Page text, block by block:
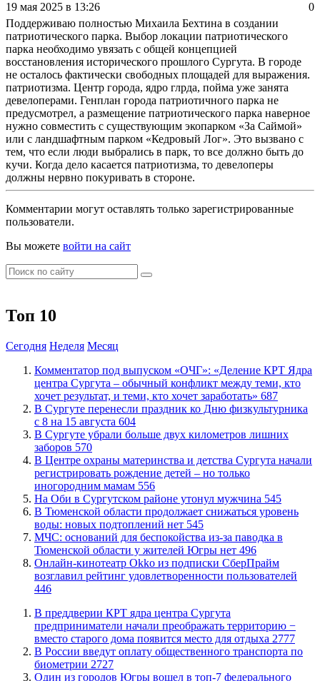
0
19 мая 2025 в 13:26
Поддерживаю полностью Михаила Бехтина в создании
патриотического парка. Выбор локации патриотического
парка необходимо увязать с общей концепцией
восстановления исторического прошлого Сургута. В городе
не осталось фактически свободных площадей для выражения.
патриотизма. Центр города, ядро глрда, пойма уже занята
девелоперами. Генплан города патриотичного парка не
предусмотрел, а размещение патриотического парка наверное
нужно совместить с существующим экопарком «За Саймой»
или с ландшафтным парком «Кедровый Лог». Это вызвано с
тем, что если люди выбрались в парк, то все должно быть до
кучи. Когда дело касается патриотизма, то девелоперы
должны нервно покуривать в стороне.
Комментарии могут оставлять только зарегистрированные
пользователи.
Вы можете войти на сайт
Топ 10
Сегодня Неделя Месяц
​Комментатор под выпуском «ОЧГ»: «Деление КРТ Ядра
центра Сургута – обычный конфликт между теми, кто
хочет результат, и теми, кто хочет заработать» 687
​В Сургуте перенесли праздник ко Дню физкультурника
с 8 на 15 августа 604
​В Сургуте убрали больше двух километров лишних
заборов 570
​В Центре охраны материнства и детства Сургута начали
регистрировать рождение детей – но только
иногородним мамам 556
​На Оби в Сургутском районе утонул мужчина 545
​В Тюменской области продолжает снижаться уровень
воды: новых подтоплений нет 545
​МЧС: оснований для беспокойства из-за паводка в
Тюменской области у жителей Югры нет 496
​Онлайн-кинотеатр Okko из подписки СберПрайм
возглавил рейтинг удовлетворенности пользователей
446
​В преддверии КРТ ядра центра Сургута
предприниматели начали преображать территорию −
вместо старого дома появится место для отдыха 2777
В России введут оплату общественного транспорта по
биометрии 2727
Один из городов Югры вошел в топ-7 федерального